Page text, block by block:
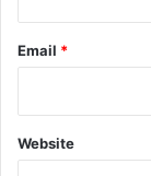
Email *
Website